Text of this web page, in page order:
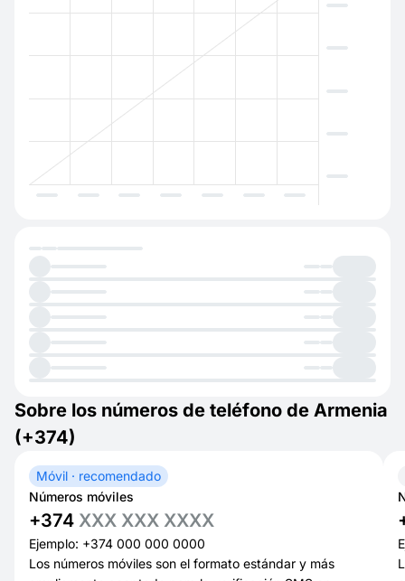
Sobre los números de teléfono de Armenia
(+374)
Móvil · recomendado
Números móviles
+374 XXX XXX XXXX
Ejemplo: +374 000 000 0000
Los números móviles son el formato estándar y más